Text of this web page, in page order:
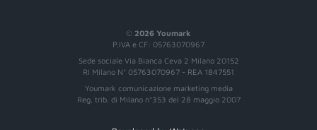
© 2026 Youmark
P.IVA e CF: 05763070967
Sede sociale Via Bianca Ceva 2 Milano 20152
RI Milano N° 05763070967 - REA 1847551
Youmark comunicazione marketing media
Reg. trib. di Milano n°353 del 28 maggio 2007